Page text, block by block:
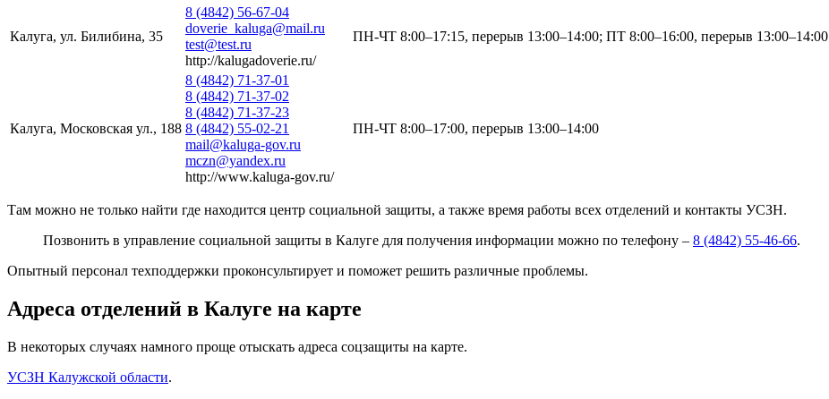
Калуга, ул. Билибина, 35
8 (4842) 56-67-04
doverie_kaluga@mail.ru
test@test.ru
http://kalugadoverie.ru/
ПН-ЧТ 8:00–17:15, перерыв 13:00–14:00; ПТ 8:00–16:00, перерыв 13:00–14:00
Калуга, Московская ул., 188
8 (4842) 71-37-01
8 (4842) 71-37-02
8 (4842) 71-37-23
8 (4842) 55-02-21
mail@kaluga-gov.ru
mczn@yandex.ru
http://www.kaluga-gov.ru/
ПН-ЧТ 8:00–17:00, перерыв 13:00–14:00
Там можно не только найти где находится центр социальной защиты, а также время работы всех отделений и контакты УСЗН.
Позвонить в управление социальной защиты в Калуге для получения информации можно по телефону – 8 (4842) 55-46-66.
Опытный персонал техподдержки проконсультирует и поможет решить различные проблемы.
Адреса отделений в Калуге на карте
В некоторых случаях намного проще отыскать адреса соцзащиты на карте.
УСЗН Калужской области.